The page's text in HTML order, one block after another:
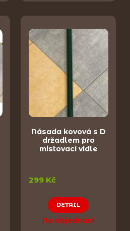
Násada kovová s D
držadlem pro
mistovací vidle
299 Kč
DETAIL
Na objednání